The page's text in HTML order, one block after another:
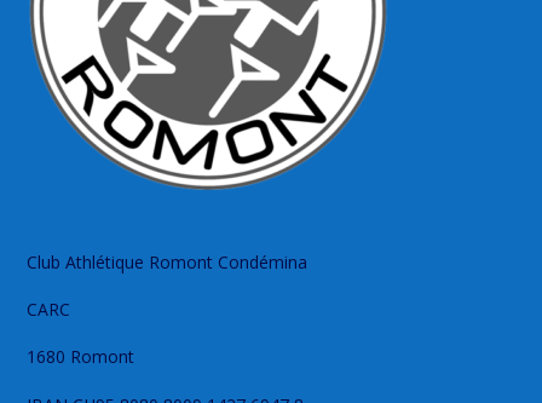
Club Athlétique Romont Condémina
CARC
1680 Romont